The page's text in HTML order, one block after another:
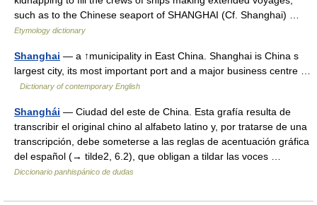
such as to the Chinese seaport of SHANGHAI (Cf. Shanghai) …
Etymology dictionary
Shanghai — a ↑municipality in East China. Shanghai is China s
largest city, its most important port and a major business centre …
Dictionary of contemporary English
Shanghái — Ciudad del este de China. Esta grafía resulta de
transcribir el original chino al alfabeto latino y, por tratarse de una
transcripción, debe someterse a las reglas de acentuación gráfica
del español (→ tilde2, 6.2), que obligan a tildar las voces …
Diccionario panhispánico de dudas